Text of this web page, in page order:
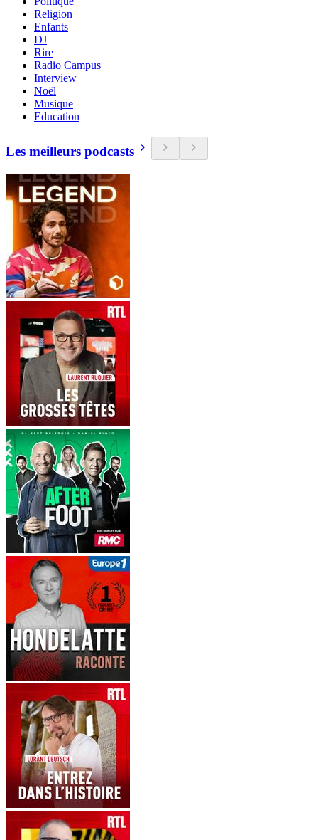
Religion
Enfants
DJ
Rire
Radio Campus
Interview
Noël
Musique
Education
Les meilleurs podcasts